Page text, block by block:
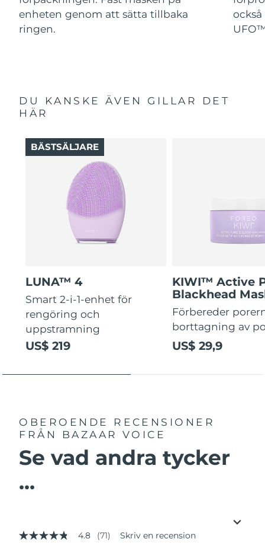
enheten genom att sätta tillbaka
ringen.
DU KANSKE ÄVEN GILLAR DET
HÄR
LUNA™ 4
Smart 2-i-1-enhet för
rengöring och
uppstramning
US$ 219
BÄSTSÄLJARE
KIWI™ Active
Blackhead
Förbereder
borttagning av
US$ 29,9
OBEROENDE RECENSIONER
FRÅN BAZAAR VOICE
Se vad andra tycker
...
4.8
4.8 (71) Skriv en recension